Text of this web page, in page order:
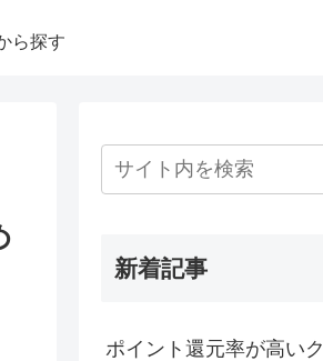
ら探す
新着記事
ポイント還元率が高い